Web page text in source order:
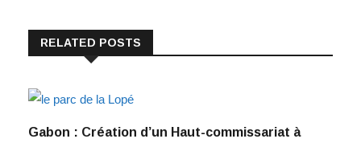
RELATED POSTS
Gabon : Création d’un Haut-commissariat à